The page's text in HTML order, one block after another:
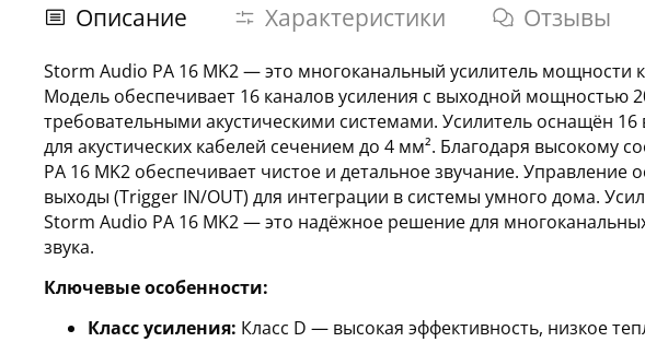
Описание Характеристики Отзывы
Storm Audio PA 16 MK2 — это многоканальный усилитель
Модель обеспечивает 16 каналов усиления с выходной мощностью
требовательными акустическими системами. Усилитель оснащён
для акустических кабелей сечением до 4 мм². Благодаря
PA 16 MK2 обеспечивает чистое и детальное звучание.
выходы (Trigger IN/OUT) для интеграции в системы умного дома.
Storm Audio PA 16 MK2 — это надёжное решение для
звука.
Ключевые особенности:
Класс усиления: Класс D — высокая эффективность, низкое